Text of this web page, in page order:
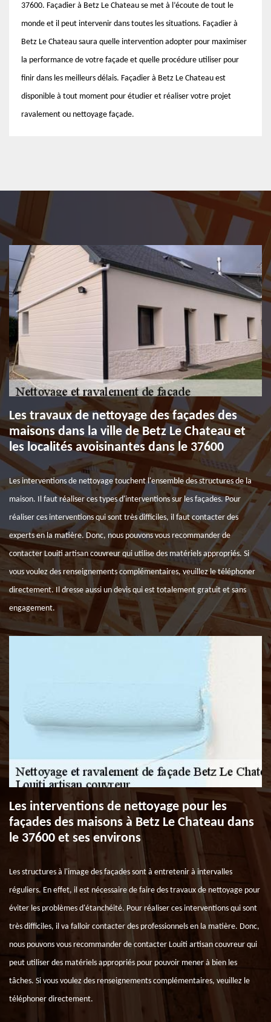
37600. Façadier à Betz Le Chateau se met à l’écoute de tout le
monde et il peut intervenir dans toutes les situations. Façadier à
Betz Le Chateau saura quelle intervention adopter pour maximiser
la performance de votre façade et quelle procédure utiliser pour
finir dans les meilleurs délais. Façadier à Betz Le Chateau est
disponible à tout moment pour étudier et réaliser votre projet
ravalement ou nettoyage façade.
Les travaux de nettoyage des façades des
maisons dans la ville de Betz Le Chateau et
les localités avoisinantes dans le 37600
Les interventions de nettoyage touchent l'ensemble des structures de la
maison. Il faut réaliser ces types d'interventions sur les façades. Pour
réaliser ces interventions qui sont très difficiles, il faut contacter des
experts en la matière. Donc, nous pouvons vous recommander de
contacter Louiti artisan couvreur qui utilise des matériels appropriés. Si
vous voulez des renseignements complémentaires, veuillez le téléphoner
directement. Il dresse aussi un devis qui est totalement gratuit et sans
engagement.
Les interventions de nettoyage pour les
façades des maisons à Betz Le Chateau dans
le 37600 et ses environs
Les structures à l'image des façades sont à entretenir à intervalles
réguliers. En effet, il est nécessaire de faire des travaux de nettoyage pour
éviter les problèmes d'étanchéité. Pour réaliser ces interventions qui sont
très difficiles, il va falloir contacter des professionnels en la matière. Donc,
nous pouvons vous recommander de contacter Louiti artisan couvreur qui
peut utiliser des matériels appropriés pour pouvoir mener à bien les
tâches. Si vous voulez des renseignements complémentaires, veuillez le
téléphoner directement.